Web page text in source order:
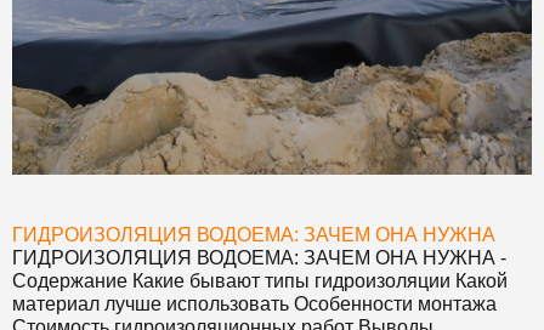
ГИДРОИЗОЛЯЦИЯ ВОДОЕМА: ЗАЧЕМ ОНА НУЖНА
ГИДРОИЗОЛЯЦИЯ ВОДОЕМА: ЗАЧЕМ ОНА НУЖНА -
Содержание Какие бывают типы гидроизоляции Какой
материал лучше использовать Особенности монтажа